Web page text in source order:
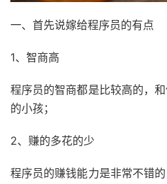
一、首先说嫁给程序员的有点
1、智商高
程序员的智商都是比较高的，
的小孩；
2、赚的多花的少
程序员的赚钱能力是非常不错